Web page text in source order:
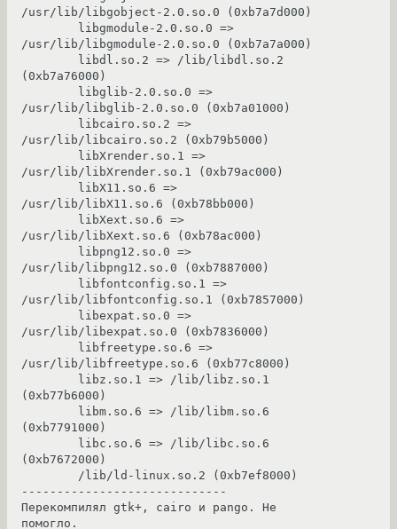
/usr/lib/libgobject-2.0.so.0 (0xb7a7d000)
/usr/lib/libgmodule-2.0.so.0 (0xb7a7a000)
(0xb7a76000)
/usr/lib/libglib-2.0.so.0 (0xb7a01000)
/usr/lib/libcairo.so.2 (0xb79b5000)
/usr/lib/libXrender.so.1 (0xb79ac000)
/usr/lib/libX11.so.6 (0xb78bb000)
/usr/lib/libXext.so.6 (0xb78ac000)
/usr/lib/libpng12.so.0 (0xb7887000)
/usr/lib/libfontconfig.so.1 (0xb7857000)
/usr/lib/libexpat.so.0 (0xb7836000)
/usr/lib/libfreetype.so.6 (0xb77c8000)
(0xb77b6000)
(0xb7791000)
(0xb7672000)
-----------------------------
Перекомпилял gtk+, cairo и pango. Не
помогло.